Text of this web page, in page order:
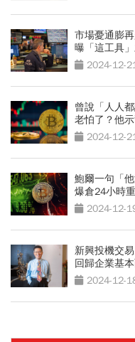
市場憂通膨
曝「這工具
2024-12-
曾說「人人
老怕了？他
2024-12-
鮑爾一句「
爆倉24小時
2024-12-
新興投機交
回歸企業基
2024-12-